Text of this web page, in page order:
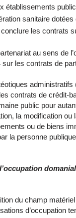
établissements
sanitaire dotées
les contrats
au sens de
sur les contrats de
administratifs
contrats de crédit-
public pour
la modification ou
ou de biens
la personne
du champ
d’occupation